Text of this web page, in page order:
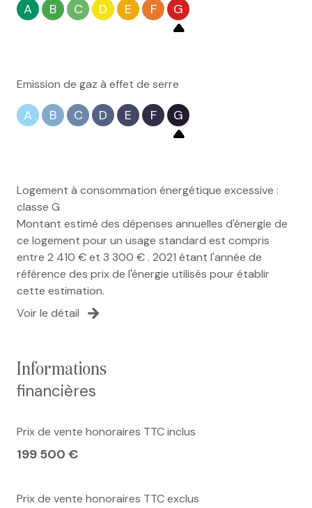
A B C D E F G
Emission de gaz à effet de serre
A B C D E F G
Logement à consommation énergétique excessive :
classe G
Montant estimé des dépenses annuelles d'énergie de
ce logement pour un usage standard est compris
entre 2 410 € et 3 300 € . 2021 étant l'année de
référence des prix de l'énergie utilisés pour établir
cette estimation.
Voir le détail
informations
financières
Prix de vente honoraires TTC inclus
199 500 €
Prix de vente honoraires TTC exclus